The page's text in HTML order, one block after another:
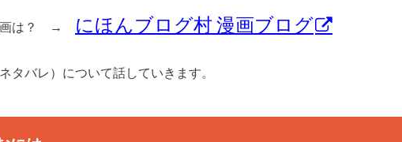
画は？ → にほんブログ村 漫画ブログ
タバレ）について話していきます。